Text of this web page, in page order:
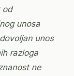
od
unosa
unos
razloga
ne